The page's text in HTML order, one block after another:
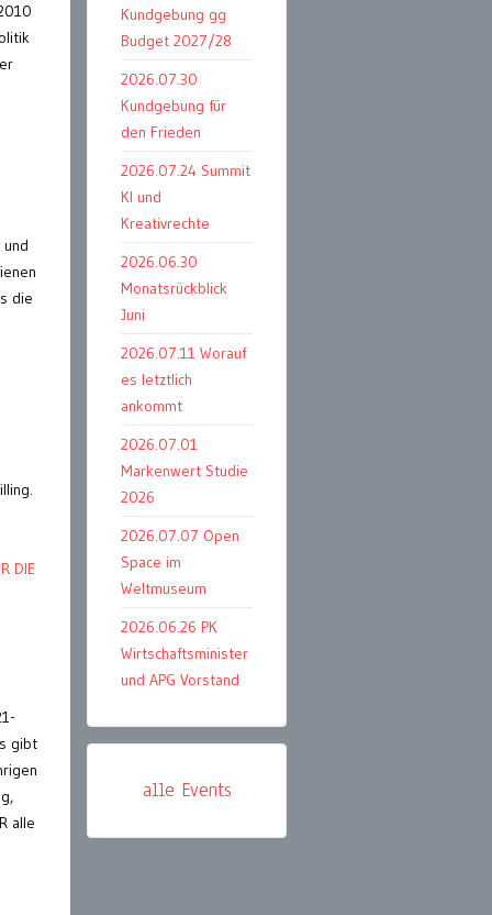
die
DIE
gibt
alle
Kundgebung gg
Budget 2027/28
2026.07.30
Kundgebung für
den Frieden
2026.07.24 Summit
KI und
Kreativrechte
2026.06.30
Monatsrückblick
Juni
2026.07.11 Worauf
es letztlich
ankommt
2026.07.01
Markenwert Studie
2026
2026.07.07 Open
Space im
Weltmuseum
2026.06.26 PK
Wirtschaftsminister
und APG Vorstand
alle Events